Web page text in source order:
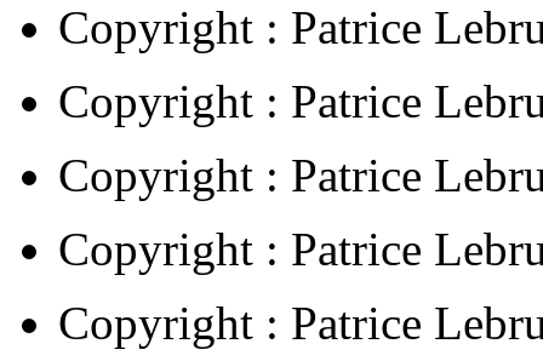
Copyright : Patrice
Copyright : Patrice
Copyright : Patrice
Copyright : Patrice
Copyright : Patrice